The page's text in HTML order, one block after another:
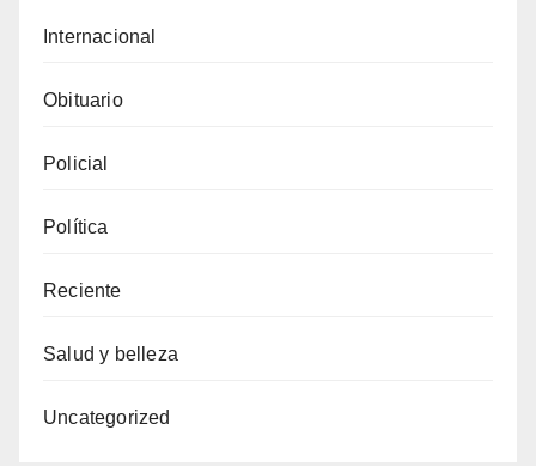
Internacional
Obituario
Policial
Política
Reciente
Salud y belleza
Uncategorized